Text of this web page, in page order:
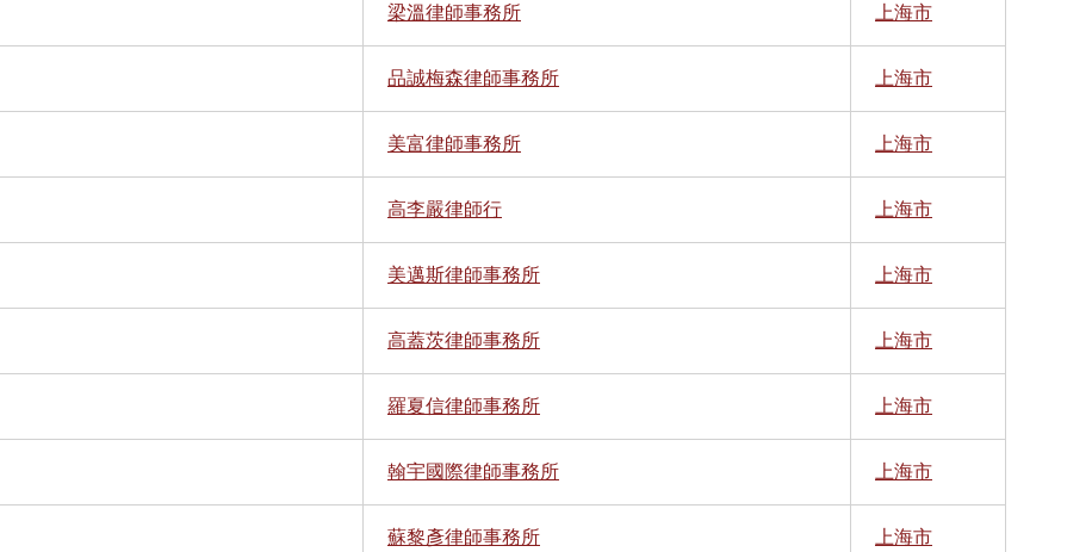
梁溫律師事務所 上海市
品誠梅森律師事務所 上海市
美富律師事務所 上海市
高李嚴律師行 上海市
美邁斯律師事務所 上海市
高蓋茨律師事務所 上海市
羅夏信律師事務所 上海市
翰宇國際律師事務所 上海市
蘇黎彥律師事務所 上海市